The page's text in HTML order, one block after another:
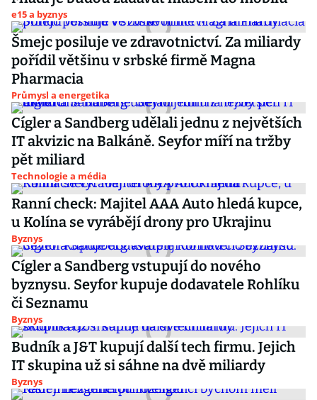
e15 a byznys
Šmejc posiluje ve zdravotnictví. Za miliardy
pořídil většinu v srbské firmě Magna
Pharmacia
Průmysl a energetika
Cígler a Sandberg udělali jednu z největších
IT akvizic na Balkáně. Seyfor míří na tržby
pět miliard
Technologie a média
Ranní check: Majitel AAA Auto hledá kupce,
u Kolína se vyrábějí drony pro Ukrajinu
Byznys
Cígler a Sandberg vstupují do nového
byznysu. Seyfor kupuje dodavatele Rohlíku
či Seznamu
Byznys
Budník a J&T kupují další tech firmu. Jejich
IT skupina už si sáhne na dvě miliardy
Byznys